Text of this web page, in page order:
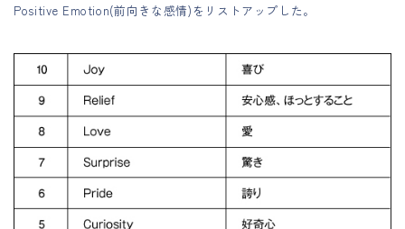
Positive Emotion(前向きな感情)をリストアップした。